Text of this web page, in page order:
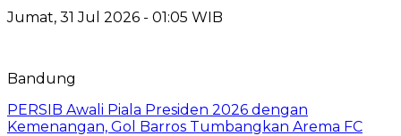
Jumat, 31 Jul 2026 - 01:05 WIB
Bandung
PERSIB Awali Piala Presiden 2026 dengan
Kemenangan, Gol Barros Tumbangkan Arema FC